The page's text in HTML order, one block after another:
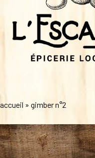
accueil » gimber n°2